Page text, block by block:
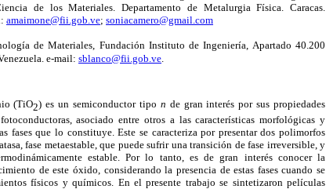
de los Materiales. Departamento de Metalurgia Física. Caracas.
amaimone@fii.gob.ve; soniacamero@gmail.com
de Materiales, Fundación Instituto de Ingeniería, Apartado 40.200
e-mail: sblanco@fii.gob.ve
(TiO2) es un semiconductor tipo n de gran interés por sus propiedades
asociado entre otros a las características morfológicas y
fases que lo constituye. Este se caracteriza por presentar dos polimorfos
fase metaestable, que puede sufrir una transición de fase irreversible, y
estable. Por lo tanto, es de gran interés conocer la
de este óxido, considerando la presencia de estas fases cuando se
físicos y químicos. En el presente trabajo se sintetizaron películas